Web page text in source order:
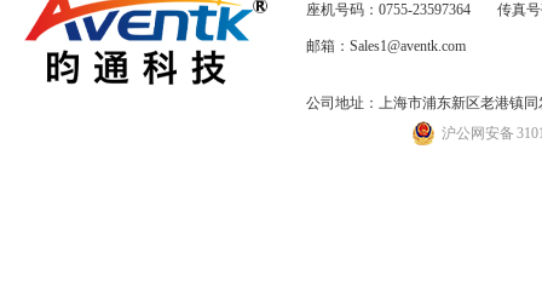
座机号码：0755-23597364 传真号
邮箱：Sales1@aventk.com
公司地址：上海市浦东新区老港镇同
沪公网安备